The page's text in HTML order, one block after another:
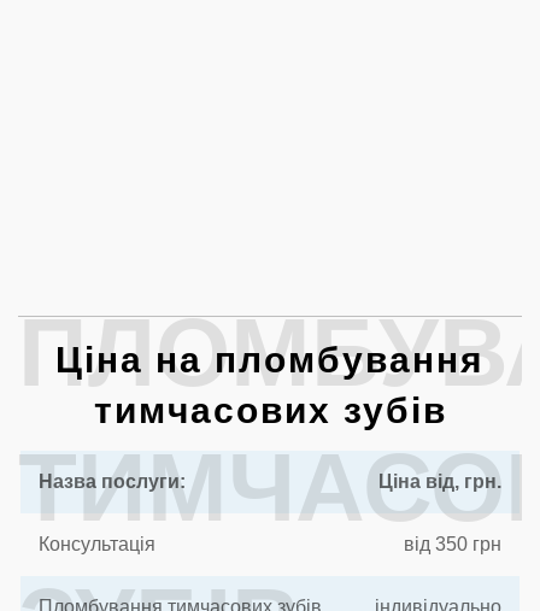
Ціна на пломбування
тимчасових зубів
Назва послуги: Ціна від, грн.
Консультація від 350 грн